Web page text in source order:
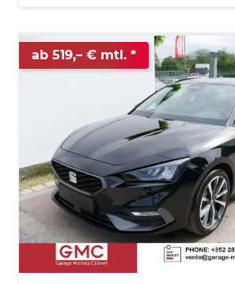
ab 519,– € mtl.